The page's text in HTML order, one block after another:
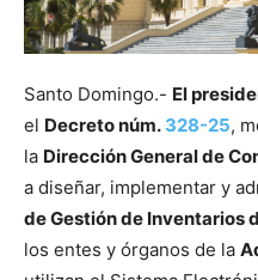
Santo Domingo.- El
el Decreto núm. 328-25,
la Dirección General de
a diseñar, implementar y
de Gestión de Inventarios
los entes y órganos de la